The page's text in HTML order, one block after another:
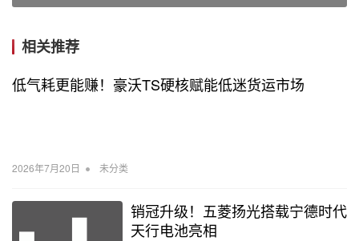
相关推荐
低气耗更能赚！豪沃TS硬核赋能低迷货运市场
2026年7月20日 • 未分类
销冠升级！五菱扬光搭载宁德时代
天行电池亮相